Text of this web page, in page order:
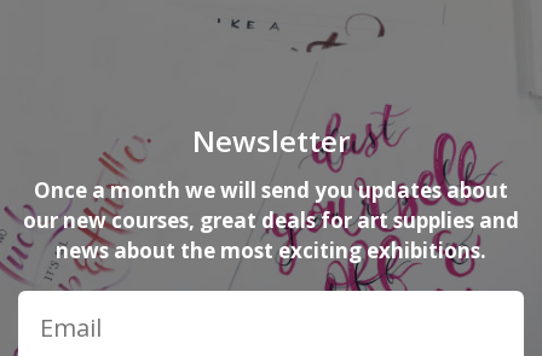
Newsletter
Once a month we will send you updates about
our new courses, great deals for art supplies and
news about the most exciting exhibitions.